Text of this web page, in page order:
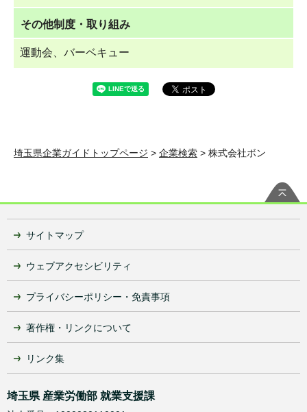
その他制度・取り組み
運動会、バーベキュー
埼玉県企業ガイドトップページ > 企業検索 > 株式会社ボン
埼玉県 産業労働部 就業支援課
サイトマップ
ウェブアクセシビリティ
プライバシーポリシー・免責事項
著作権・リンクについて
リンク集